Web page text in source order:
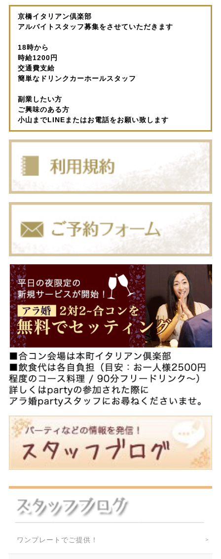
京橋イタリアン倶楽部
アルバイトスタッフ募集をさせていただきます
18時から
時給1200円
交通費支給
簡単なドリンクカーホールスタッフ
副業したい方
ご興味のある方
小山までLINEまたはお電話をお願い致します
ワンプレートでご提供！